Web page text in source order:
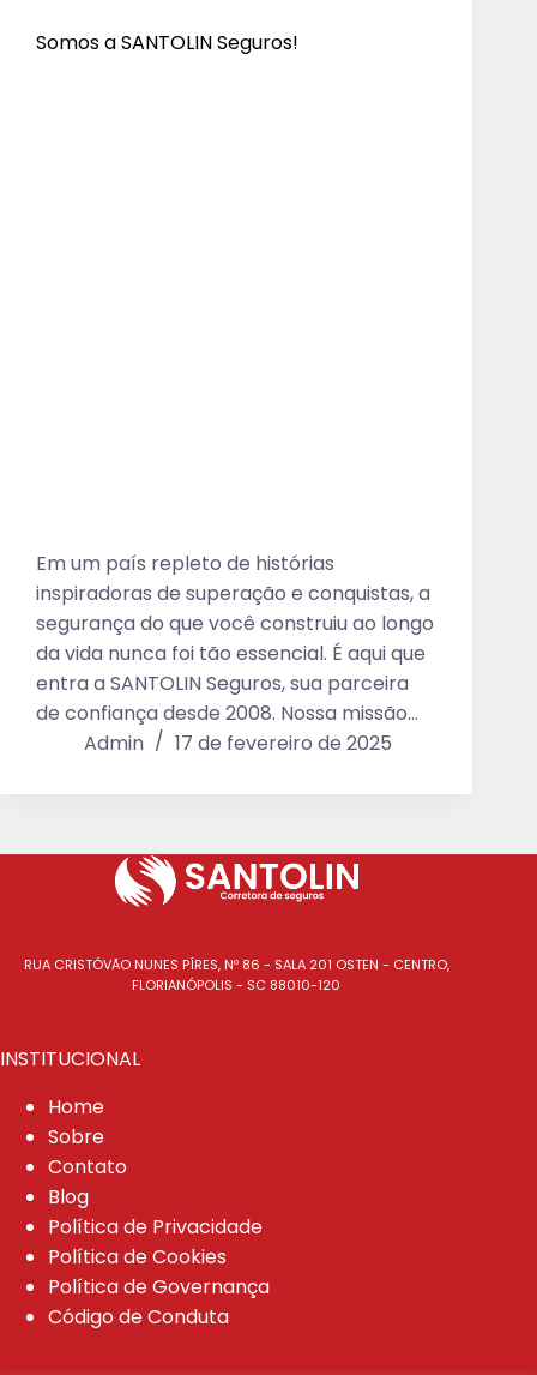
Somos a SANTOLIN Seguros!
Em um país repleto de histórias
inspiradoras de superação e conquistas, a
segurança do que você construiu ao longo
da vida nunca foi tão essencial. É aqui que
entra a SANTOLIN Seguros, sua parceira
de confiança desde 2008. Nossa missão…
Admin
17 de fevereiro de 2025
RUA CRISTÓVÃO NUNES PÍRES, Nº 86 - SALA 201 OSTEN - CENTRO,
FLORIANÓPOLIS - SC 88010-120
INSTITUCIONAL
Home
Sobre
Contato
Blog
Política de Privacidade
Política de Cookies
Política de Governança
Código de Conduta